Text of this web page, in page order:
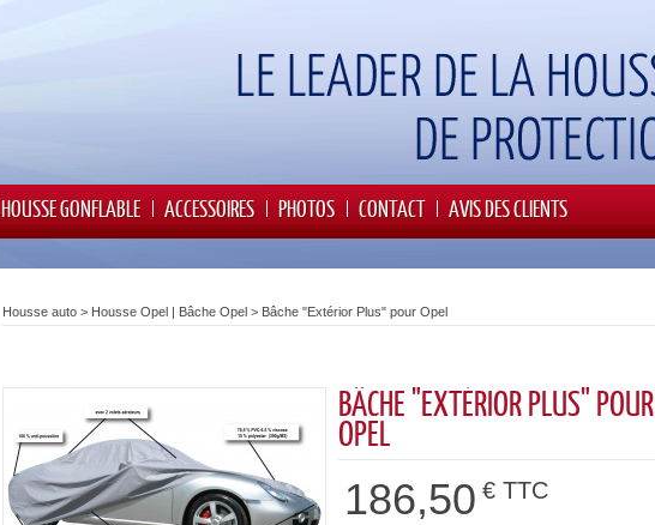
HOUSSE GONFLABLE ACCESSOIRES PHOTOS CONTACT AVIS DES CLIENTS
Housse auto > Housse Opel | Bâche Opel > Bâche "Extérior Plus" pour Opel
BÂCHE "EXTÉRIOR PLUS" POUR
OPEL
186,50 € TTC